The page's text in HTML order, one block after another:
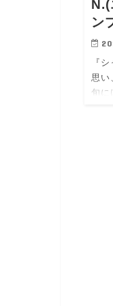
N.(
ン
『
思い
旬に